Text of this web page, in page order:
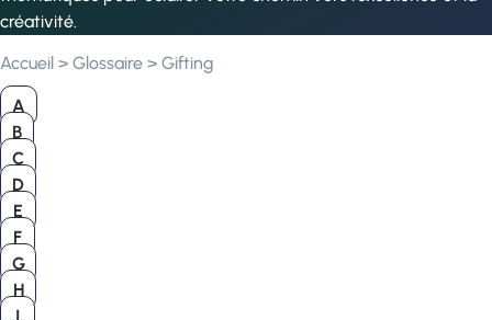
créativité.
Accueil > Glossaire > Gifting
A
B
C
D
E
F
G
H